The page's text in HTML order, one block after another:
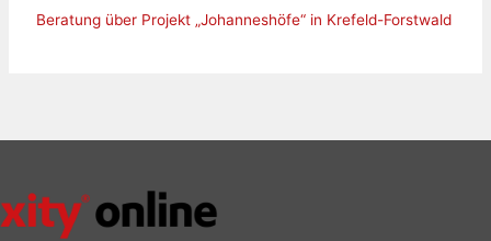
Beratung über Projekt „Johanneshöfe“ in Krefeld-Forstwald